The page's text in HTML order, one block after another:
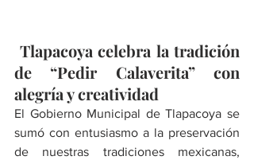
de “Pedir Calaverita” con
alegría y creatividad
El Gobierno Municipal de Tlapacoya se
sumó con entusiasmo a la preservación
de nuestras tradiciones mexicanas,